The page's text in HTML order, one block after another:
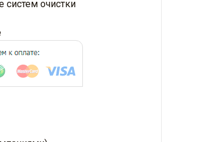
систем очистки